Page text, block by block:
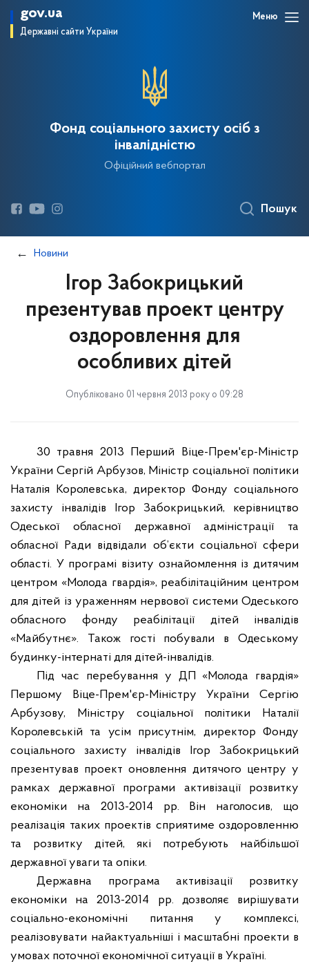
gov.ua
Державні сайти України
Меню
Фонд соціального захисту осіб з
інвалідністю
Офіційний вебпортал
Пошук
Новини
Ігор Забокрицький
презентував проект центру
оздоровлення для
особливих дітей
Опубліковано 01 червня 2013 року о 09:28
30 травня 2013 Перший Віце-Прем'єр-Міністр
України Сергій Арбузов, Міністр соціальної політики
Наталія Королевська, директор Фонду соціального
захисту інвалідів Ігор Забокрицький, керівництво
Одеської обласної державної адміністрації та
обласної Ради відвідали об’єкти соціальної сфери
області. У програмі візиту ознайомлення із дитячим
центром «Молода гвардія», реабілітаційним центром
для дітей із ураженням нервової системи Одеського
обласного фонду реабілітації дітей інвалідів
«Майбутнє». Також гості побували в Одеському
будинку-інтернаті для дітей-інвалідів.
Під час перебування у ДП «Молода гвардія»
Першому Віце-Прем'єр-Міністру України Сергію
Арбузову, Міністру соціальної політики Наталії
Королевській та усім присутнім, директор Фонду
соціального захисту інвалідів Ігор Забокрицький
презентував проект оновлення дитячого центру у
рамках державної програми активізації розвитку
економіки на 2013-2014 рр. Він наголосив, що
реалізація таких проектів сприятиме оздоровленню
та розвитку дітей, які потребують найбільшої
державної уваги та опіки.
Державна програма активізації розвитку
економіки на 2013-2014 рр. дозволяє вирішувати
соціально-економічні питання у комплексі,
реалізовувати найактуальніші і масштабні проекти в
умовах поточної економічної ситуації в Україні.